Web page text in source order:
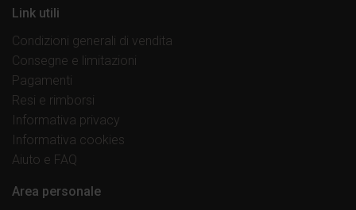
Link utili
Condizioni generali di vendita
Consegne e limitazioni
Pagamenti
Resi e rimborsi
Informativa privacy
Informativa cookies
Aiuto e FAQ
Area personale